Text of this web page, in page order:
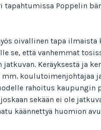
tapahtumissa Poppelin
oivallinen tapa ilmaista
se, että vanhemmat
jatkuvan. Keräyksestä ja
koulutoimenjohtajaa
rahoitus kaupungin
sekään ei ole
käännettyä huomion